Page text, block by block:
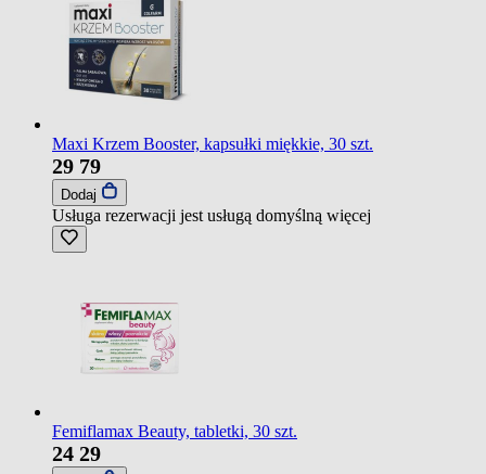
Maxi Krzem Booster, kapsułki miękkie, 30 szt.
29 79
Dodaj
Usługa rezerwacji jest usługą domyślną więcej
Femiflamax Beauty, tabletki, 30 szt.
24 29